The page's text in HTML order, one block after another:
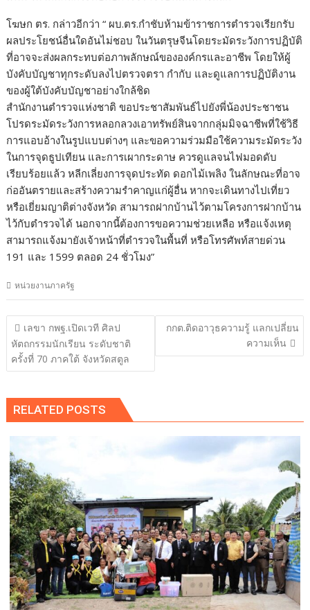
โฆษก ตร. กล่าวอีกว่า “ ผบ.ตร.กำชับห้ามข้าราชการตำรวจเรียกรับ
ผลประโยชน์อื่นใดอันไม่ชอบ ในวันตรุษจีนโดยระมัดระวังการปฏิบัติ
ที่อาจจะส่งผลกระทบต่อภาพลักษณ์ขององค์กรและอาชีพ โดยให้ผู้
บังคับบัญชาทุกระดับลงไปตรวจตรา กำกับ และดูแลการปฏิบัติงาน
ของผู้ใต้บังคับบัญชาอย่างใกล้ชิด
สำนักงานตำรวจแห่งชาติ ขอประชาสัมพันธ์ไปยังพี่น้องประชาชน
โปรดระมัดระวังการหลอกลวงเอาทรัพย์สินจากกลุ่มมิจฉาชีพที่ใช้วิธี
การแอบอ้างในรูปแบบต่างๆ และขอความร่วมมือใช้ความระมัดระวัง
ในการจุดธูปเทียน และการเผากระดาษ ควรดูแลจนไฟมอดดับ
เรียบร้อยแล้ว หลีกเลี่ยงการจุดประทัด ดอกไม้เพลิง ในลักษณะที่อาจ
ก่ออันตรายและสร้างความรำคาญแก่ผู้อื่น หากจะเดินทางไปเที่ยว
หรือเยี่ยมญาติต่างจังหวัด สามารถฝากบ้านไว้ตามโครงการฝากบ้าน
ไว้กับตำรวจได้ นอกจากนี้ต้องการขอความช่วยเหลือ หรือแจ้งเหตุ
สามารถแจ้งมายังเจ้าหน้าที่ตำรวจในพื้นที่ หรือโทรศัพท์สายด่วน
191 และ 1599 ตลอด 24 ชั่วโมง”
หน่วยงานภาครัฐ
แนะแนว
เรื่อง
เลขา กพฐ.เปิดเวที ศิลป
หัตถกรรมนักเรียน ระดับชาติ
ครั้งที่ 70 ภาคใต้ จังหวัดสตูล
กกต.ติดอาวุธความรู้ แลกเปลี่ยน
ความเห็น
RELATED POSTS